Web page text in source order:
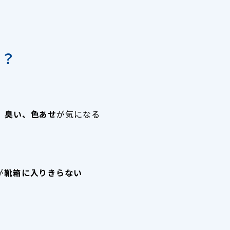
臭い、色あせが気になる
靴箱に入りきらない